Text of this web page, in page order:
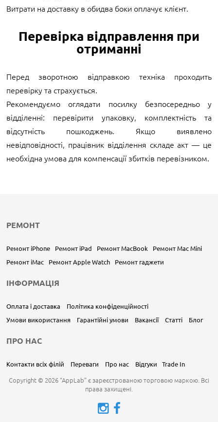
Витрати на доставку в обидва боки оплачує клієнт.
Перевірка відправлення при
отриманні
Перед зворотною відправкою техніка проходить
перевірку та страхується.
Рекомендуємо оглядати посилку безпосередньо у
відділенні: перевірити упаковку, комплектність та
відсутність пошкоджень. Якщо виявлено
невідповідності, працівник відділення складе акт — це
необхідна умова для компенсації збитків перевізником.
Copyright © 2026 “AppLab” є зареєстрованою торговою маркою. Всі
права захищені.
РЕМОНТ
Ремонт iPhone Ремонт iPad Ремонт MacBook
Ремонт Mac Mini
Ремонт iMac
Ремонт Apple Watch Ремонт гаджети
ІНФОРМАЦІЯ
Оплата і доставка
Політика конфіденційності
Умови використання
Гарантійні умови Вакансії Статті Блог
ПРО НАС
Контакти всіх філій Переваги Про нас Відгуки Trade In